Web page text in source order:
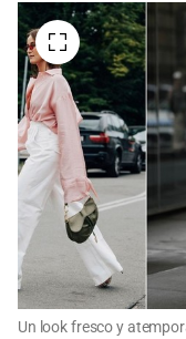
Un look fresco y